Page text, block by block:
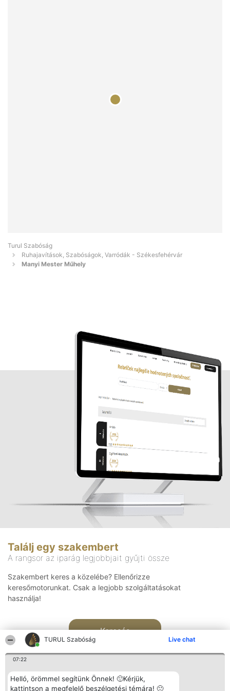
TURUL Szabóság Live chat
07:22
Helló, örömmel segítünk Önnek! 🙂Kérjük,
kattintson a megfelelő beszélgetési témára! 🙂
Turul Szabóság
Ruhajavítások, Szabóságok, Varródák - Székesfehérvár
Manyi Mester Műhely
Találj egy szakembert
A rangsor az iparág legjobbjait gyűjti össze
Szakembert keres a közelébe? Ellenőrizze
keresőmotorunkat. Csak a legjobb szolgáltatásokat
használja!
Keresés